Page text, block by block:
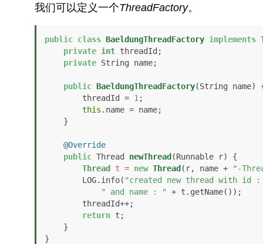
我们可以定义一个ThreadFactory。
public class BaeldungThreadFactory implements
private int threadId;
private String name;
public BaeldungThreadFactory(String name)
        threadId =
1 ;
this .name = name;
@Override
public Thread newThread (Runnable r)
{
Thread
t = new Thread (r, name +
"-
        LOG.info(
"created new thread with id
" and name : "
+ t.getName());
return t;
}